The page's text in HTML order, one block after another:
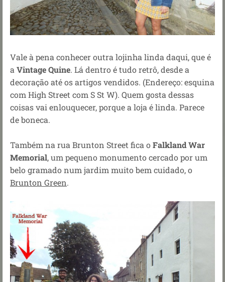
Vale à pena conhecer outra lojinha linda daqui, que é
aVintage Quine. Lá dentro é tudo retrô, desde a
decoração até os artigos vendidos. (Endereço: esquina
com High Street com S St W). Quem gosta dessas
coisas vai enlouquecer, porque a loja é linda. Parece
de boneca.
Também na rua Brunton Street fica oFalkland War
Memorial, um pequeno monumento cercado por um
belo gramado num jardim muito bem cuidado, o
Brunton Green.